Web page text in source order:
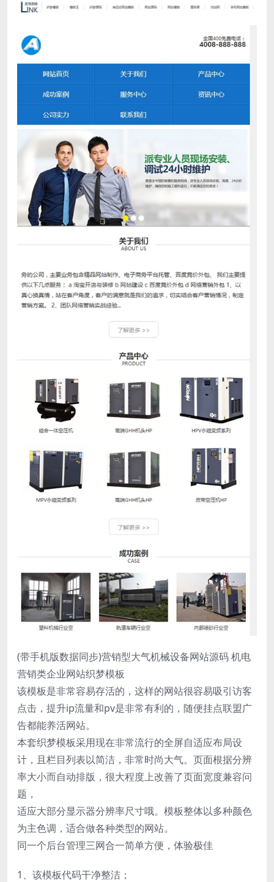
(带手机版数据同步)营销型大气机械设备网站源码 机电
营销类企业网站织梦模板
该模板是非常容易存活的，这样的网站很容易吸引访客
点击，提升ip流量和pv是非常有利的，随便挂点联盟广
告都能养活网站。
本套织梦模板采用现在非常流行的全屏自适应布局设
计，且栏目列表以简洁，非常时尚大气。页面根据分辨
率大小而自动排版，很大程度上改善了页面宽度兼容问
题，
适应大部分显示器分辨率尺寸哦。模板整体以多种颜色
为主色调，适合做各种类型的网站。
同一个后台管理三网合一简单方便，体验极佳
1、该模板代码干净整洁；